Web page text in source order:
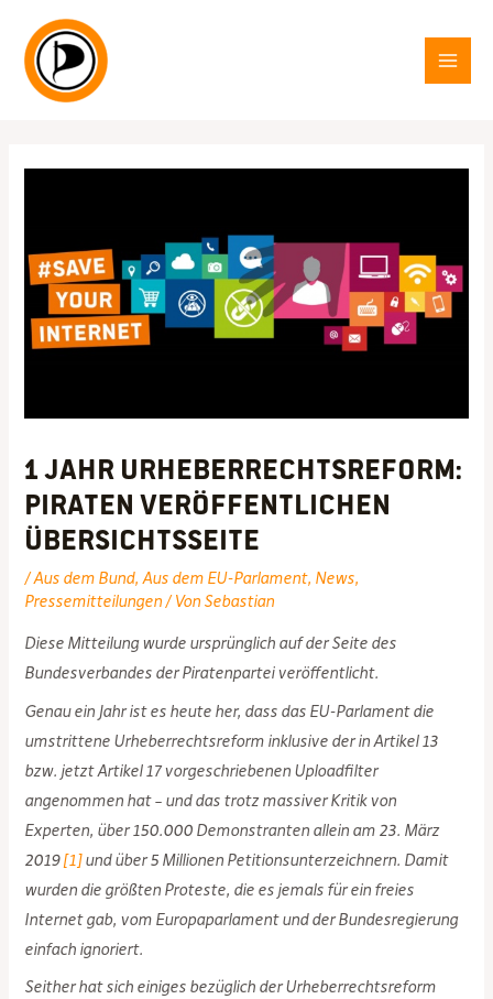
Inhalt
springen
1 Jahr Urheberrechtsreform:
PIRATEN veröffentlichen
Übersichtsseite
/Aus dem Bund,Aus dem EU-Parlament, News,
Pressemitteilungen/ Von Sebastian
Diese Mitteilung wurde ursprünglich auf der Seite des
Bundesverbandes der Piratenpartei veröffentlicht.
Genau ein Jahr ist es heute her, dass das EU-Parlament die
umstrittene Urheberrechtsreform inklusive der in Artikel 13
bzw. jetzt Artikel 17 vorgeschriebenen Uploadfilter
angenommen hat – und das trotz massiver Kritik von
Experten, über 150.000 Demonstranten allein am 23. März
2019[1]und über 5 Millionen Petitionsunterzeichnern. Damit
wurden die größten Proteste, die es jemals für ein freies
Internet gab, vom Europaparlament und der Bundesregierung
einfach ignoriert.
Seither hat sich einiges bezüglich der Urheberrechtsreform